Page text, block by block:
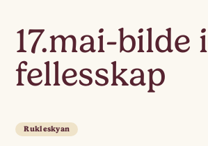
17.mai-bilde i
fellesskap
Rukleskyan